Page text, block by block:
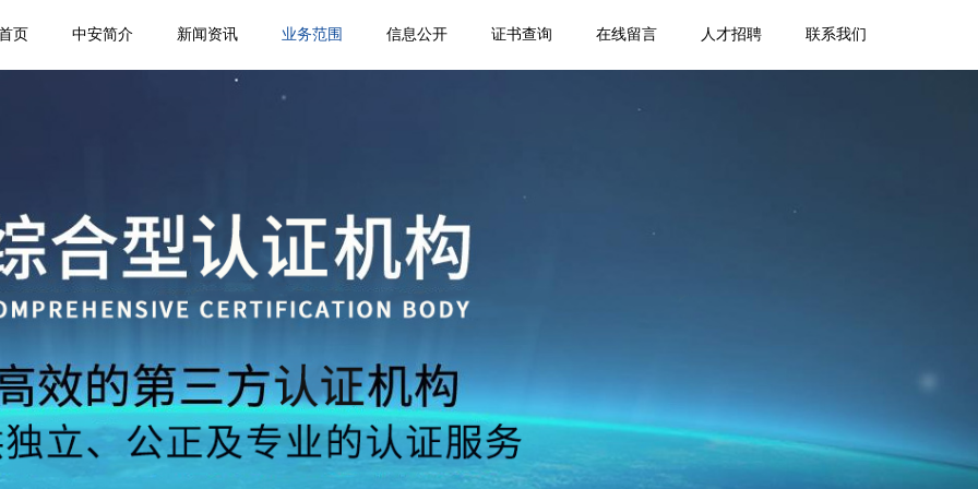
页 中安简介 新闻资讯 业务范围 信息公开 证书查询 在线留言 人才招聘 联系我们